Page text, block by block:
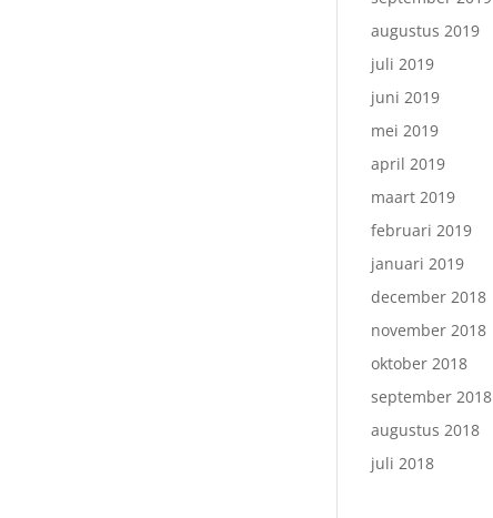
augustus 2019
juli 2019
juni 2019
mei 2019
april 2019
maart 2019
februari 2019
januari 2019
december 2018
november 2018
oktober 2018
september 2018
augustus 2018
juli 2018